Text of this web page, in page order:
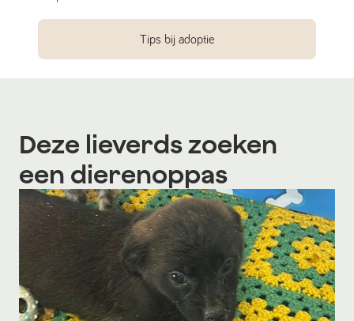
Tips bij adoptie
Deze lieverds zoeken
een dierenoppas